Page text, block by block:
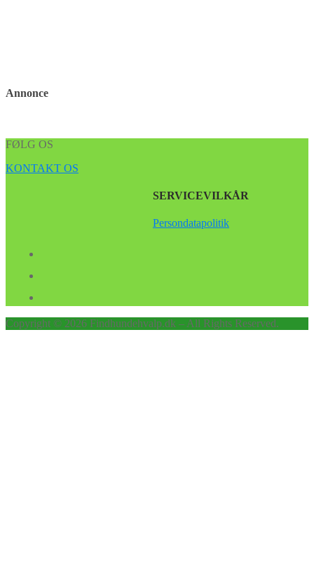
Annonce
FØLG OS
KONTAKT OS
SERVICEVILKÅR
Persondatapolitik
Copyright © 2026 Findhundehvalp.dk – All Rights Reserved.